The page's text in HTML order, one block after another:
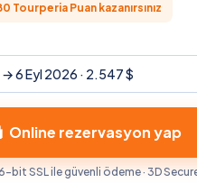
Tourperia Puan kazanırsınız
Online rezervasyon yap
bit SSL ile güvenli ödeme · 3D